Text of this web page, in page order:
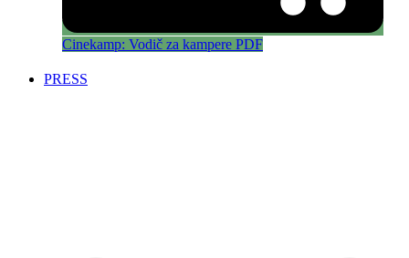
Cinekamp: Vodič za kampere PDF
PRESS